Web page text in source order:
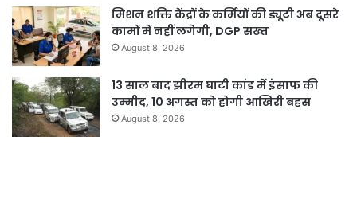
मिशन शक्ति केंद्रों के कर्मियों की ड्यूटी अब दूसरे
कामों में नहीं लगेगी, DGP सख्त
August 8, 2026
13 साल बाद झीरम घाटी कांड में इंसाफ की
उम्मीद, 10 अगस्त को होगी आखिरी बहस
August 8, 2026